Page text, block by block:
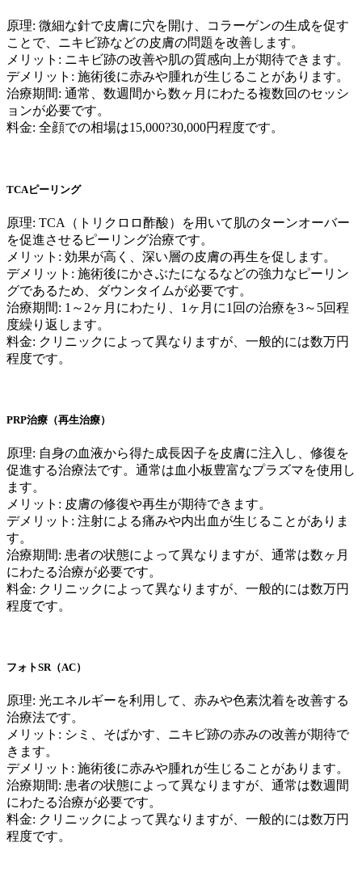
原理: 微細な針で皮膚に穴を開け、コラーゲンの生成を促す
ことで、ニキビ跡などの皮膚の問題を改善します。
メリット: ニキビ跡の改善や肌の質感向上が期待できます。
デメリット: 施術後に赤みや腫れが生じることがあります。
治療期間: 通常、数週間から数ヶ月にわたる複数回のセッシ
ョンが必要です。
料金: 全顔での相場は15,000?30,000円程度です。
TCAピーリング
原理: TCA（トリクロロ酢酸）を用いて肌のターンオーバー
を促進させるピーリング治療です。
メリット: 効果が高く、深い層の皮膚の再生を促します。
デメリット: 施術後にかさぶたになるなどの強力なピーリン
グであるため、ダウンタイムが必要です。
治療期間: 1～2ヶ月にわたり、1ヶ月に1回の治療を3～5回程
度繰り返します。
料金: クリニックによって異なりますが、一般的には数万円
程度です。
PRP治療（再生治療）
原理: 自身の血液から得た成長因子を皮膚に注入し、修復を
促進する治療法です。通常は血小板豊富なプラズマを使用し
ます。
メリット: 皮膚の修復や再生が期待できます。
デメリット: 注射による痛みや内出血が生じることがありま
す。
治療期間: 患者の状態によって異なりますが、通常は数ヶ月
にわたる治療が必要です。
料金: クリニックによって異なりますが、一般的には数万円
程度です。
フォトSR（AC）
原理: 光エネルギーを利用して、赤みや色素沈着を改善する
治療法です。
メリット: シミ、そばかす、ニキビ跡の赤みの改善が期待で
きます。
デメリット: 施術後に赤みや腫れが生じることがあります。
治療期間: 患者の状態によって異なりますが、通常は数週間
にわたる治療が必要です。
料金: クリニックによって異なりますが、一般的には数万円
程度です。